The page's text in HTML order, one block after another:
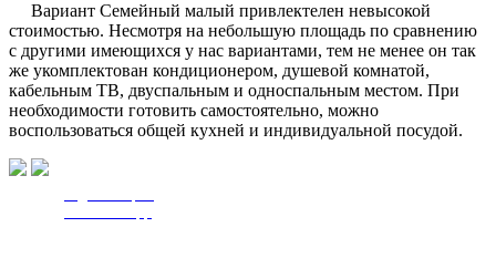
Вариант Семейный малый привлектелен невысокой
стоимостью. Несмотря на небольшую площадь по сравнению
с другими имеющихся у нас вариантами, тем не менее он так
же укомплектован кондиционером, душевой комнатой,
кабельным ТВ, двуспальным и односпальным местом. При
необходимости готовить самостоятельно, можно
воспользоваться общей кухней и индивидуальной посудой.